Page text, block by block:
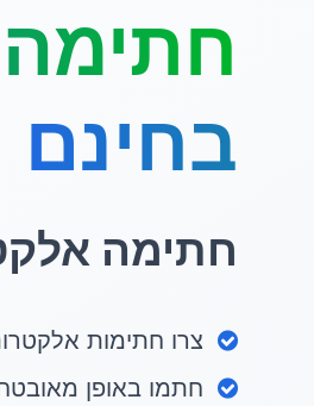
בחינם
חתימה
צרו חתימות
חתמו באופן